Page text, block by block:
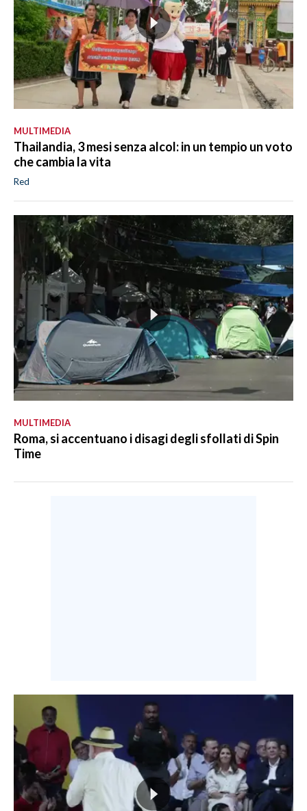
MULTIMEDIA
Thailandia, 3 mesi senza alcol: in un tempio un voto
che cambia la vita
Red
MULTIMEDIA
Roma, si accentuano i disagi degli sfollati di Spin
Time